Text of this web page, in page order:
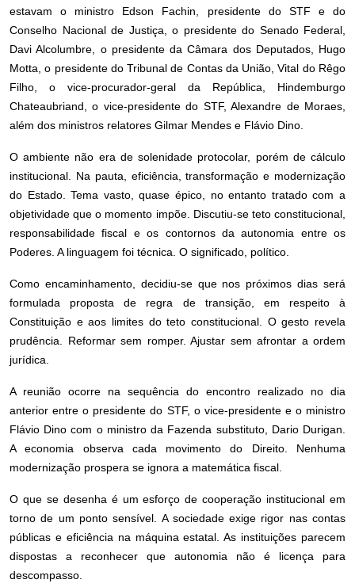
estavam o ministro Edson Fachin, presidente do STF e do
Conselho Nacional de Justiça, o presidente do Senado Federal,
Davi Alcolumbre, o presidente da Câmara dos Deputados, Hugo
Motta, o presidente do Tribunal de Contas da União, Vital do Rêgo
Filho, o vice-procurador-geral da República, Hindemburgo
Chateaubriand, o vice-presidente do STF, Alexandre de Moraes,
além dos ministros relatores Gilmar Mendes e Flávio Dino.
O ambiente não era de solenidade protocolar, porém de cálculo
institucional. Na pauta, eficiência, transformação e modernização
do Estado. Tema vasto, quase épico, no entanto tratado com a
objetividade que o momento impõe. Discutiu-se teto constitucional,
responsabilidade fiscal e os contornos da autonomia entre os
Poderes. A linguagem foi técnica. O significado, político.
Como encaminhamento, decidiu-se que nos próximos dias será
formulada proposta de regra de transição, em respeito à
Constituição e aos limites do teto constitucional. O gesto revela
prudência. Reformar sem romper. Ajustar sem afrontar a ordem
jurídica.
A reunião ocorre na sequência do encontro realizado no dia
anterior entre o presidente do STF, o vice-presidente e o ministro
Flávio Dino com o ministro da Fazenda substituto, Dario Durigan.
A economia observa cada movimento do Direito. Nenhuma
modernização prospera se ignora a matemática fiscal.
O que se desenha é um esforço de cooperação institucional em
torno de um ponto sensível. A sociedade exige rigor nas contas
públicas e eficiência na máquina estatal. As instituições parecem
dispostas a reconhecer que autonomia não é licença para
descompasso.